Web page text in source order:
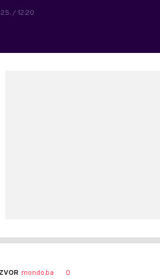
/ 12:20
mondo.ba 0